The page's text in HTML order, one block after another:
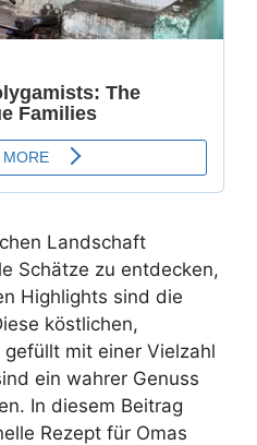
Landschaft
Schätze zu entdecken,
Highlights sind die
köstlichen,
mit einer Vielzahl
ein wahrer Genuss
In diesem Beitrag
Rezept für Omas